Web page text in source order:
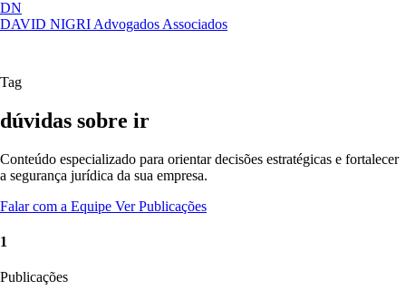
DN
DAVID NIGRI Advogados Associados
Artigos, sentenças, áreas de atuação,
Tag
dúvidas sobre ir
Conteúdo especializado para orientar decisões estratégicas e fortalecer
a segurança jurídica da sua empresa.
Falar com a Equipe Ver Publicações
1
Publicações